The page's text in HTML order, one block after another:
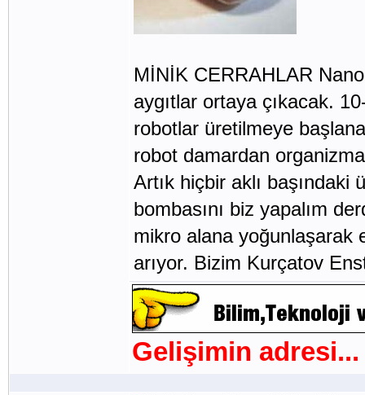
MİNİK CERRAHLAR
aygıtlar ortaya çıkacak.
robotlar üretilmeye
robot damardan
Artık hiçbir aklı başındaki
bombasını biz yapalım
mikro alana yoğunlaşarak
arıyor. Bizim Kurçatov
Gelişimin adresi...